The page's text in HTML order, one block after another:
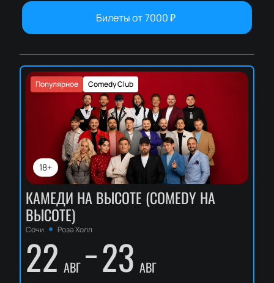
Билеты от7000₽
18+
Comedy Club
Популярное
КАМЕДИ НА ВЫСОТЕ (COMEDY НА
ВЫСОТЕ)
Сочи Роза Холл
22 АВГ 23 АВГ